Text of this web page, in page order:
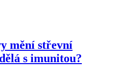
mění střevní
s imunitou?